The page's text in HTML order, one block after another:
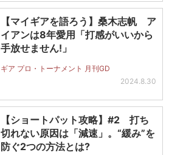
【マイギアを語ろう】桑木志帆 ア
イアンは8年愛用「打感がいいから
手放せません!」
ギア プロ・トーナメント 月刊GD
2024.8.30
【ショートパット攻略】#2 打ち
切れない原因は「減速」。“緩み”を
防ぐ2つの方法とは?